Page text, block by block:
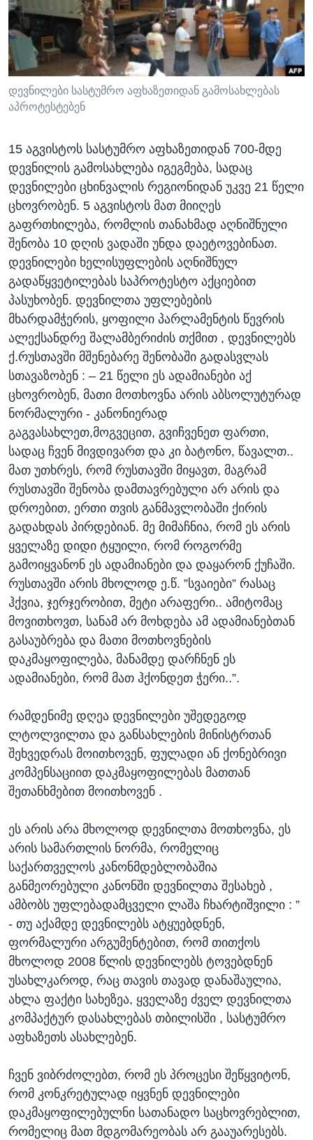
ᲡᲢᲣᲓᲘᲐ ᲕᲐᲨᲘᲜᲒᲢᲝᲜᲘ
ᲔᲙᲝᲜᲝᲛᲘᲙᲐ
ᲯᲐᲜᲛᲠᲗᲔᲚᲝᲑᲐ
ᲛᲔᲪᲜᲘᲔᲠᲔᲑᲐ
ᲘᲜᲢᲔᲠᲕᲘᲣ
ᲙᲣᲚᲢᲣᲠᲐ
ᲓᲔᲖᲘᲜᲤᲝᲠᲛᲐᲪᲘᲐ
Learning English
ᲗᲕᲐᲚᲘ ᲒᲕᲐᲓᲔᲕᲜᲔᲗ
დევნილები სასტუმრო აფხაზეთიდან გამოსახლებას
აპროტესტებენ
15 აგვისტოს სასტუმრო აფხაზეთიდან 700-მდე
დევნილის გამოსახლება იგეგმება, სადაც
დევნილები ცხინვალის რეგიონიდან უკვე 21 წელი
ცხოვრობენ. 5 აგვისტოს მათ მიიღეს
გაფრთხილება, რომლის თანახმად აღნიშნული
შენობა 10 დღის ვადაში უნდა დაეტოვებინათ.
დევნილები ხელისუფლების აღნიშნულ
გადაწყვეტილებას საპროტესტო აქციებით
პასუხობენ. დევნილთა უფლებების
მხარდამჭერის, ყოფილი პარლამენტის წევრის
ალექსანდრე შალამბერიძის თქმით , დევნილებს
ქ.რუსთავში მშენებარე შენობაში გადასვლას
სთავაზობენ : – 21 წელი ეს ადამიანები აქ
ცხოვრობენ, მათი მოთხოვნა არის აბსოლუტურად
ნორმალური - კანონიერად
გაგვასახლეთ,მოგვეცით, გვიჩვენეთ ფართი,
სადაც ჩვენ მივდივართ და კი ბატონო, წავალთ..
მათ უთხრეს, რომ რუსთავში მიყავთ, მაგრამ
რუსთავში შენობა დამთავრებული არ არის და
დროებით, ერთი თვის განმავლობაში ქირის
გადახდას პირდებიან. მე მიმაჩნია, რომ ეს არის
ყველაზე დიდი ტყუილი, რომ როგორმე
გამოიყვანონ ეს ადამიანები და დაყარონ ქუჩაში.
რუსთავში არის მხოლოდ ე.წ. ”სვაიები” რასაც
ჰქვია, ჯერჯერობით, მეტი არაფერი.. ამიტომაც
მოვითხოვთ, სანამ არ მოხდება ამ ადამიანებთან
გასაუბრება და მათი მოთხოვნების
დაკმაყოფილება, მანამდე დარჩნენ ეს
ადამიანები, რომ მათ ჰქონდეთ ჭერი..”.
რამდენიმე დღეა დევნილები უშედეგოდ
ლტოლვილთა და განსახლების მინისტრთან
შეხვედრას მოითხოვენ, ფულადი ან ქონებრივი
კომპენსაციით დაკმაყოფილებას მათთან
შეთანხმებით მოითხოვენ .
ეს არის არა მხოლოდ დევნილთა მოთხოვნა, ეს
არის სამართლის ნორმა, რომელიც
საქართველოს კანონმდებლობაშია
განმეორებული კანონში დევნილთა შესახებ ,
ამბობს უფლებადამცველი ლაშა ჩხარტიშვილი : ”
- თუ აქამდე დევნილებს ატყუებდნენ,
ფორმალური არგუმენტებით, რომ თითქოს
მხოლოდ 2008 წლის დევნილებს ტოვებდნენ
უსახლკაროდ, რაც თავის თავად დანაშაულია,
ახლა ფაქტი სახეზეა, ყველაზე ძველ დევნილთა
კომპაქტურ დასახლებას თბილისში , სასტუმრო
აფხაზეთს ასახლებენ.
ჩვენ ვიბრძოლებთ, რომ ეს პროცესი შეწყვიტონ,
რომ კონკრეტულად იყვნენ დევნილები
დაკმაყოფილებულნი სათანადო საცხოვრებლით,
რომელიც მათ მდგომარეობას არ გააუარესებს.